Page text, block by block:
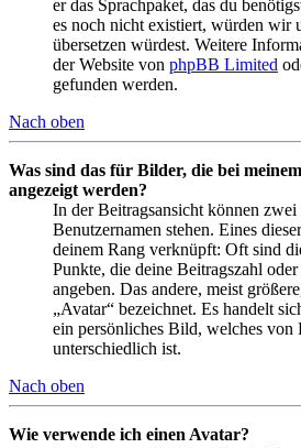
er das Sprachpaket, das du
es noch nicht existiert, würden wir
übersetzen würdest. Weitere
der Website von phpBB Limited
gefunden werden.
Nach oben
Was sind das für Bilder, die bei
angezeigt werden?
In der Beitragsansicht können
Benutzernamen stehen. Eines
deinem Rang verknüpft: Oft sind
Punkte, die deine Beitragszahl
angeben. Das andere, meist
„Avatar“ bezeichnet. Es handelt
ein persönliches Bild, welches von
unterschiedlich ist.
Nach oben
Wie verwende ich einen Avatar?